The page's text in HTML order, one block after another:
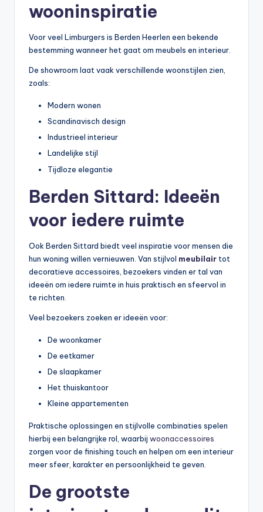
wooninspiratie
Voor veel Limburgers is Berden Heerlen een bekende
bestemming wanneer het gaat om meubels en interieur.
De showroom laat vaak verschillende woonstijlen zien,
zoals:
Modern wonen
Scandinavisch design
Industrieel interieur
Landelijke stijl
Tijdloze elegantie
Berden Sittard: Ideeën
voor iedere ruimte
Ook Berden Sittard biedt veel inspiratie voor mensen die
hun woning willen vernieuwen. Van stijlvol meubilair tot
decoratieve accessoires, bezoekers vinden er tal van
ideeën om iedere ruimte in huis praktisch en sfeervol in
te richten.
Veel bezoekers zoeken er ideeën voor:
De woonkamer
De eetkamer
De slaapkamer
Het thuiskantoor
Kleine appartementen
Praktische oplossingen en stijlvolle combinaties spelen
hierbij een belangrijke rol, waarbij woonaccessoires
zorgen voor de finishing touch en helpen om een interieur
meer sfeer, karakter en persoonlijkheid te geven.
De grootste